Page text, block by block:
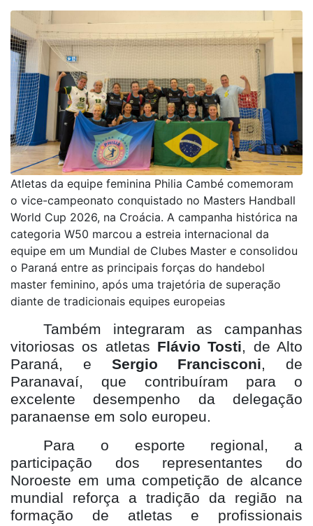
Atletas da equipe feminina Philia Cambé comemoram
o vice-campeonato conquistado no Masters Handball
World Cup 2026, na Croácia. A campanha histórica na
categoria W50 marcou a estreia internacional da
equipe em um Mundial de Clubes Master e consolidou
o Paraná entre as principais forças do handebol
master feminino, após uma trajetória de superação
diante de tradicionais equipes europeias
Também integraram as campanhas
vitoriosas os atletas Flávio Tosti, de Alto
Paraná, e Sergio Francisconi, de
Paranavaí, que contribuíram para o
excelente desempenho da delegação
paranaense em solo europeu.
Para o esporte regional, a
participação dos representantes do
Noroeste em uma competição de alcance
mundial reforça a tradição da região na
formação de atletas e profissionais